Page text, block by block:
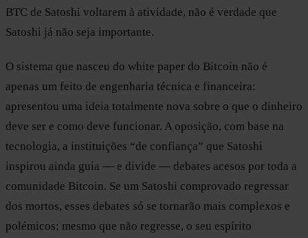
BTC de Satoshi voltarem à atividade, não é verdade que
Satoshi já não seja importante.
O sistema que nasceu do white paper do Bitcoin não é
apenas um feito de engenharia técnica e financeira:
apresentou uma ideia totalmente nova sobre o que o dinheiro
deve ser e como deve funcionar. A oposição, com base na
tecnologia, a instituições “de confiança” que Satoshi
inspirou ainda guia — e divide — debates acesos por toda a
comunidade Bitcoin. Se um Satoshi comprovado regressar
dos mortos, esses debates só se tornarão mais complexos e
polémicos; mesmo que não regresse, o seu espírito